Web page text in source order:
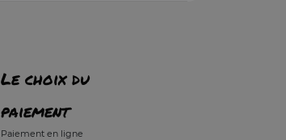
Le choix du
paiement
Paiement en ligne